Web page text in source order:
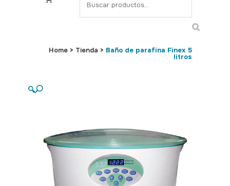
e
c
Home > Tienda > Baño de parafina Finex 5
litros
🔍